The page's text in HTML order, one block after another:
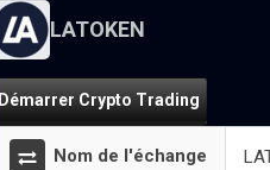
LATOKEN
Démarrer Crypto Trading
Nom de l'échange